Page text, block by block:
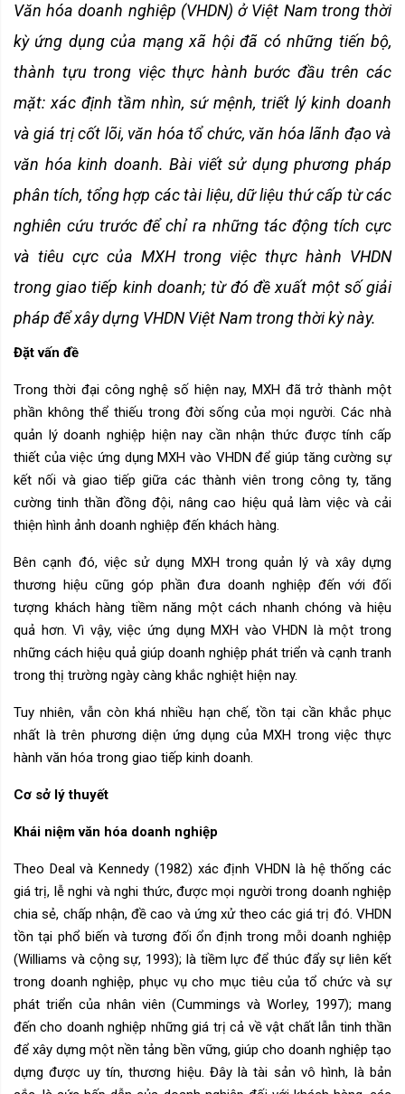
Văn hóa doanh nghiệp (VHDN) ở Việt Nam trong thời
kỳ ứng dụng của mạng xã hội đã có những tiến bộ,
thành tựu trong việc thực hành bước đầu trên các
mặt: xác định tầm nhìn, sứ mệnh, triết lý kinh doanh
và giá trị cốt lõi, văn hóa tổ chức, văn hóa lãnh đạo và
văn hóa kinh doanh. Bài viết sử dụng phương pháp
phân tích, tổng hợp các tài liệu, dữ liệu thứ cấp từ các
nghiên cứu trước để chỉ ra những tác động tích cực
và tiêu cực của MXH trong việc thực hành VHDN
trong giao tiếp kinh doanh; từ đó đề xuất một số giải
pháp để xây dựng VHDN Việt Nam trong thời kỳ này.
Đặt vấn đề
Trong thời đại công nghệ số hiện nay, MXH đã trở thành một
phần không thể thiếu trong đời sống của mọi người. Các nhà
quản lý doanh nghiệp hiện nay cần nhận thức được tính cấp
thiết của việc ứng dụng MXH vào VHDN để giúp tăng cường sự
kết nối và giao tiếp giữa các thành viên trong công ty, tăng
cường tinh thần đồng đội, nâng cao hiệu quả làm việc và cải
thiện hình ảnh doanh nghiệp đến khách hàng.
Bên cạnh đó, việc sử dụng MXH trong quản lý và xây dựng
thương hiệu cũng góp phần đưa doanh nghiệp đến với đối
tượng khách hàng tiềm năng một cách nhanh chóng và hiệu
quả hơn. Vì vậy, việc ứng dụng MXH vào VHDN là một trong
những cách hiệu quả giúp doanh nghiệp phát triển và cạnh tranh
trong thị trường ngày càng khắc nghiệt hiện nay.
Tuy nhiên, vẫn còn khá nhiều hạn chế, tồn tại cần khắc phục
nhất là trên phương diện ứng dụng của MXH trong việc thực
hành văn hóa trong giao tiếp kinh doanh.
Cơ sở lý thuyết
Khái niệm văn hóa doanh nghiệp
Theo Deal và Kennedy (1982) xác định VHDN là hệ thống các
giá trị, lễ nghi và nghi thức, được mọi người trong doanh nghiệp
chia sẻ, chấp nhận, đề cao và ứng xử theo các giá trị đó. VHDN
tồn tại phổ biến và tương đối ổn định trong mỗi doanh nghiệp
(Williams và cộng sự, 1993); là tiềm lực để thúc đẩy sự liên kết
trong doanh nghiệp, phục vụ cho mục tiêu của tổ chức và sự
phát triển của nhân viên (Cummings và Worley, 1997); mang
đến cho doanh nghiệp những giá trị cả về vật chất lẫn tinh thần
để xây dựng một nền tảng bền vững, giúp cho doanh nghiệp tạo
dựng được uy tín, thương hiệu. Đây là tài sản vô hình, là bản